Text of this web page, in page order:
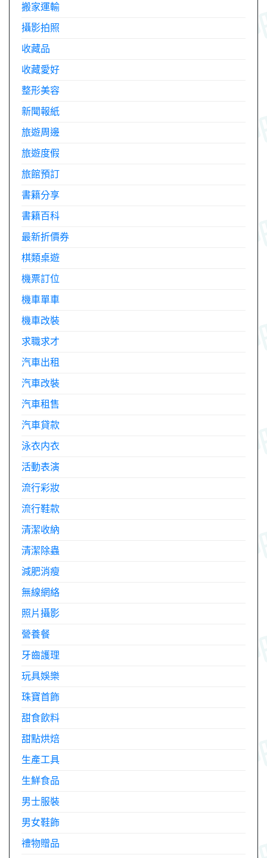
搬家運輸
攝影拍照
收藏品
收藏愛好
整形美容
新聞報紙
旅遊周邊
旅遊度假
旅館預訂
書籍分享
書籍百科
最新折價券
棋類桌遊
機票訂位
機車單車
機車改裝
求職求才
汽車出租
汽車改裝
汽車租售
汽車貸款
泳衣内衣
活動表演
流行彩妝
流行鞋款
清潔收納
清潔除蟲
減肥消瘦
無線網絡
照片攝影
營養餐
牙齒護理
玩具娛樂
珠寶首飾
甜食飲料
甜點烘焙
生產工具
生鮮食品
男士服裝
男女鞋飾
禮物贈品